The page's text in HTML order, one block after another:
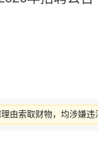
由索取财物，均涉嫌违